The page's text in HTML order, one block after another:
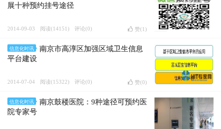
展十种预约挂号途径
2014-09-03 阅读(14151) 评论(0) 赞(1 )
信息化时讯
南京市高淳区加强区域卫生信息
平台建设
2014-07-04 阅读(15322) 评论(0) 赞(0)
信息化时讯
南京鼓楼医院：9种途径可预约医
院专家号